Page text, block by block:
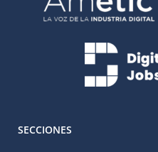
SECCIONES